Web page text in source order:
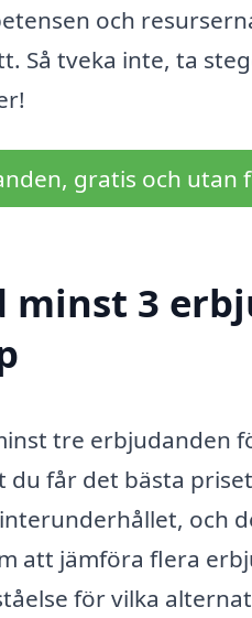
och
Så tveka inte, ta
gratis och utan
minst 3
tre erbjudanden
du får det bästa
och
att jämföra flera
för vilka